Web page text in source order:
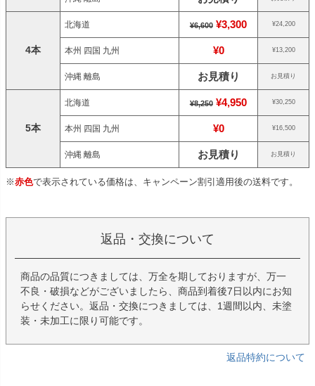
4本
北海道 ¥6,600 ¥3,300 ¥24,200
本州 四国 九州 ¥0 ¥13,200
沖縄 離島 お見積り お見積り
5本
北海道 ¥8,250 ¥4,950 ¥30,250
本州 四国 九州 ¥0 ¥16,500
沖縄 離島 お見積り お見積り
※赤色で表示されている価格は、キャンペーン割引適用後の送料です。
返品・交換について
商品の品質につきましては、万全を期しておりますが、万一
不良・破損などがございましたら、商品到着後7日以内にお知
らせください。返品・交換につきましては、1週間以内、未塗
装・未加工に限り可能です。
返品特約について